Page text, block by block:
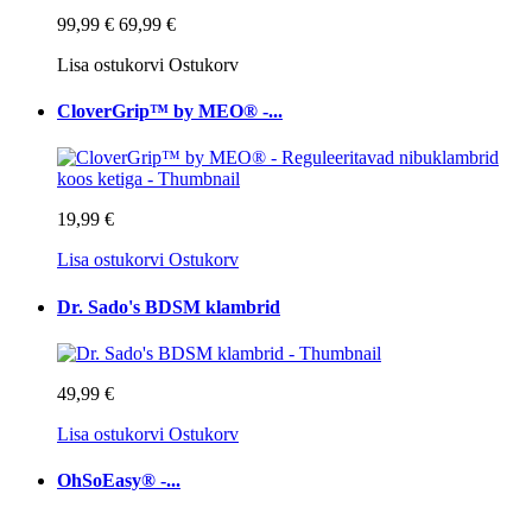
99,99 € 69,99 €
Lisa ostukorvi Ostukorv
CloverGrip™ by MEO® -...
19,99 €
Lisa ostukorvi Ostukorv
Dr. Sado's BDSM klambrid
49,99 €
Lisa ostukorvi Ostukorv
OhSoEasy® -...